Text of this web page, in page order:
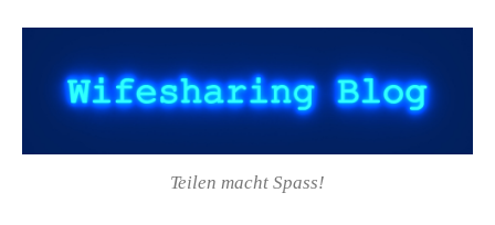
Inhalt
Teilen macht Spass!